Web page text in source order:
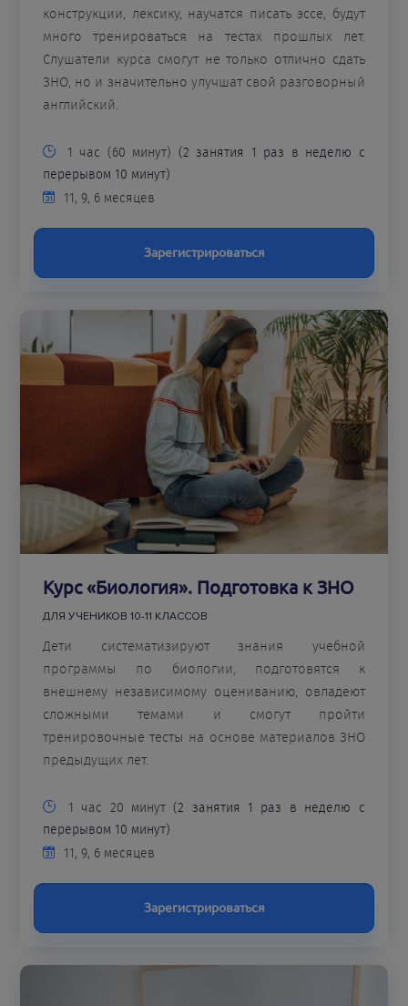
конструкции, лексику, научатся писать эссе, будут
много тренироваться на тестах прошлых лет.
Слушатели курса смогут не только отлично сдать
ЗНО, но и значительно улучшат свой разговорный
английский.
1 час (60 минут) (2 занятия 1 раз в неделю с
перерывом 10 минут)
11, 9, 6 месяцев
Зарегистрироваться
Курс «Биология». Подготовка к ЗНО
ДЛЯ УЧЕНИКОВ 10-11 КЛАССОВ
Дети систематизируют знания учебной
программы по биологии, подготовятся к
внешнему независимому оцениванию, овладеют
сложными темами и смогут пройти
тренировочные тесты на основе материалов ЗНО
предыдущих лет.
1 час 20 минут(2 занятия 1 раз в неделю с
перерывом 10 минут)
11, 9, 6 месяцев
Зарегистрироваться